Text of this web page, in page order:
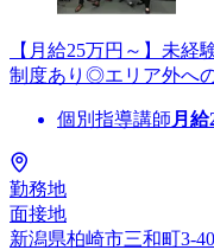
【月給25万円～】未
制度あり◎エリア外へ
個別指導講師 月給
勤務地
面接地
新潟県柏崎市三和町3-40